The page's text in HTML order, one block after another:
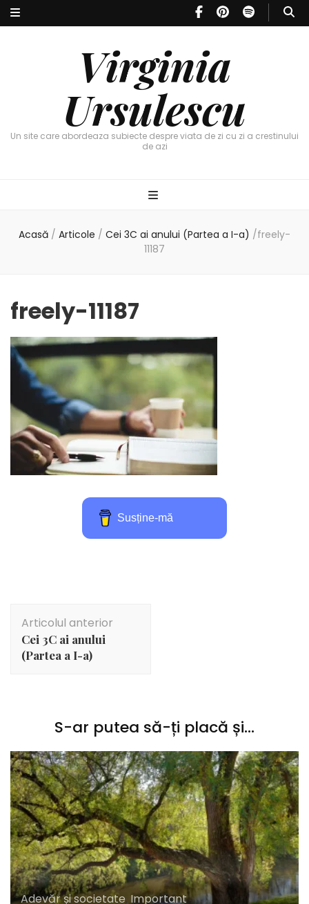
Virginia
Ursulescu
Un site care abordeaza subiecte despre viata de zi cu zi a crestinului
de azi
Acasă / Articole / Cei 3C ai anului (Partea a I-a ) /freely-
11187
freely-11187
Susține-mă
în
articole
Articolul anterior
Cei 3C ai anului
(Partea a I-a )
S-ar putea să-ți placă și...
Adevăr și societate, Important